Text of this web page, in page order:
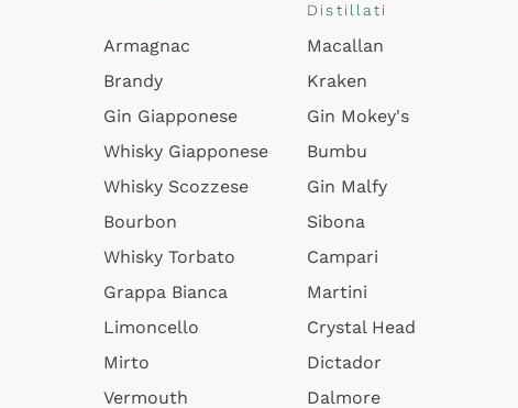
Armagnac
Brandy
Gin Giapponese
Whisky Giapponese
Whisky Scozzese
Bourbon
Whisky Torbato
Grappa Bianca
Limoncello
Mirto
Vermouth
Distillati
Macallan
Kraken
Gin Mokey's
Bumbu
Gin Malfy
Sibona
Campari
Martini
Crystal Head
Dictador
Dalmore